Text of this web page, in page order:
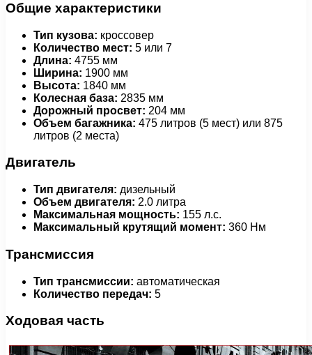
Общие характеристики
Тип кузова: кроссовер
Количество мест: 5 или 7
Длина: 4755 мм
Ширина: 1900 мм
Высота: 1840 мм
Колесная база: 2835 мм
Дорожный просвет: 204 мм
Объем багажника: 475 литров (5 мест) или 875
литров (2 места)
Двигатель
Тип двигателя: дизельный
Объем двигателя: 2.0 литра
Максимальная мощность: 155 л.с.
Максимальный крутящий момент: 360 Нм
Трансмиссия
Тип трансмиссии: автоматическая
Количество передач: 5
Ходовая часть